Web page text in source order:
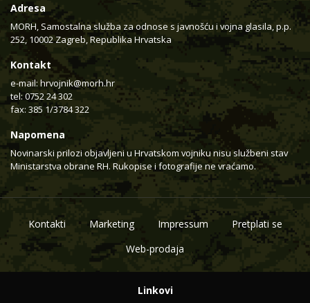
Adresa
MORH, Samostalna služba za odnose s javnošću i vojna glasila, p.p.
252, 10002 Zagreb, Republika Hrvatska
Kontakt
e-mail: hrvojnik@morh.hr
tel: 0752 24 302
fax: 385 1/3784 322
Napomena
Novinarski prilozi objavljeni u Hrvatskom vojniku nisu službeni stav
Ministarstva obrane RH. Rukopise i fotografije ne vraćamo.
Kontakti Marketing Impressum
Pretplati se
Web-prodaja
Linkovi